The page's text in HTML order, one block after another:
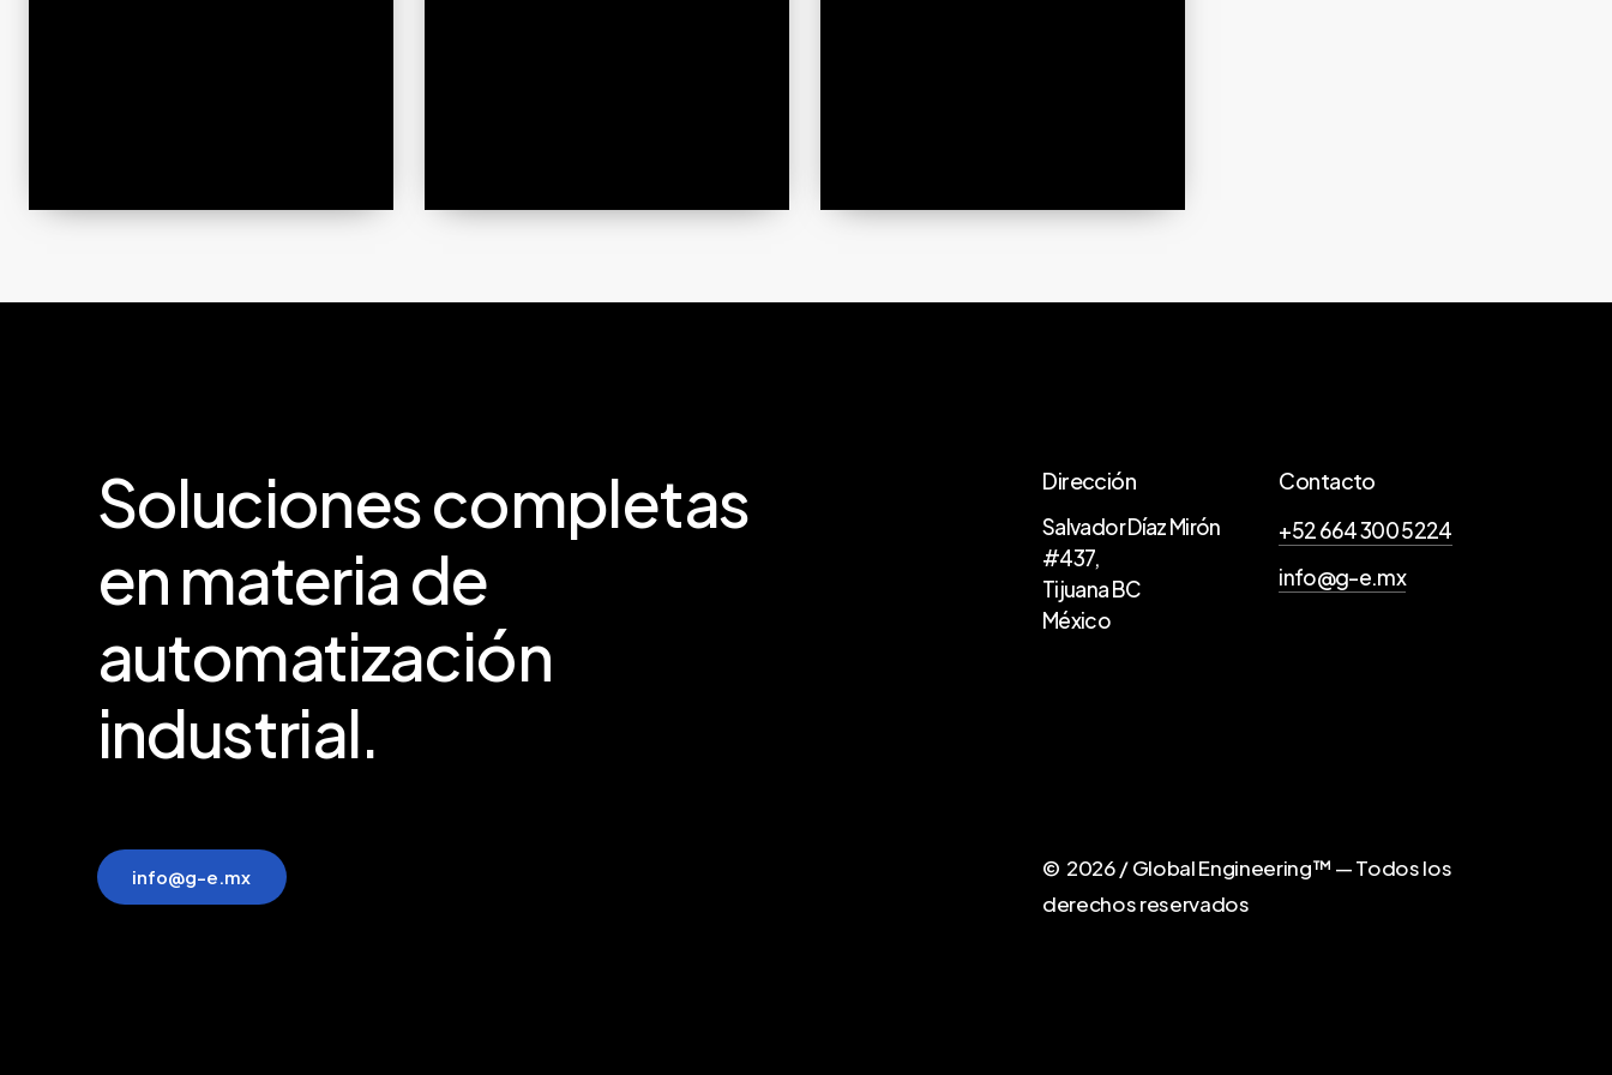
Solucionescompletas
enmateriade
automatización
industrial.
Dirección
Salvador Díaz Mirón
#437,
Tijuana BC
México
Contacto
+52 664 300 5224
info@g-e.mx
info@g-e.mx © 2026/ Global Engineering™ — Todos los
derechos reservados